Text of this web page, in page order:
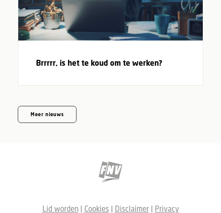
Brrrrr, is het te koud om te werken?
Meer nieuws
Lid worden| Cookies | Disclaimer| Privacy